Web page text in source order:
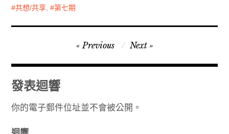
共想/共享 , 第七期
章
導
覽
Previous Next
發表迴響
你的電子郵件位址並不會被公開。